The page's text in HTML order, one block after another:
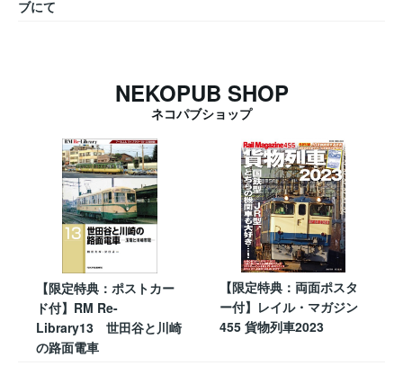
ブにて
NEKOPUB SHOP
ネコパブショップ
【限定特典：ポストカー
ド付】RM Re-
Library13 世田谷と川崎
の路面電車
【限定特典：両面ポスタ
ー付】レイル・マガジン
455 貨物列車2023